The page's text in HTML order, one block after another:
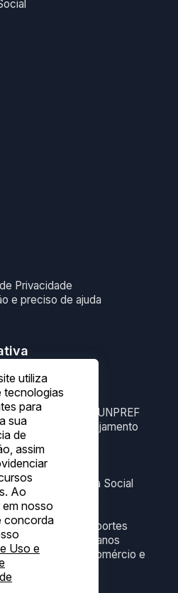
Privacidade
e preciso de ajuda
Social- FUNPREF
e Planejamento
e Eventos
e Assistência Social
e Transportes
e Serviços Urbanos
Indústria,Comércio e
utiliza
tecnologias
para
sua
de
assim
Ao
nosso
concorda
Uso e